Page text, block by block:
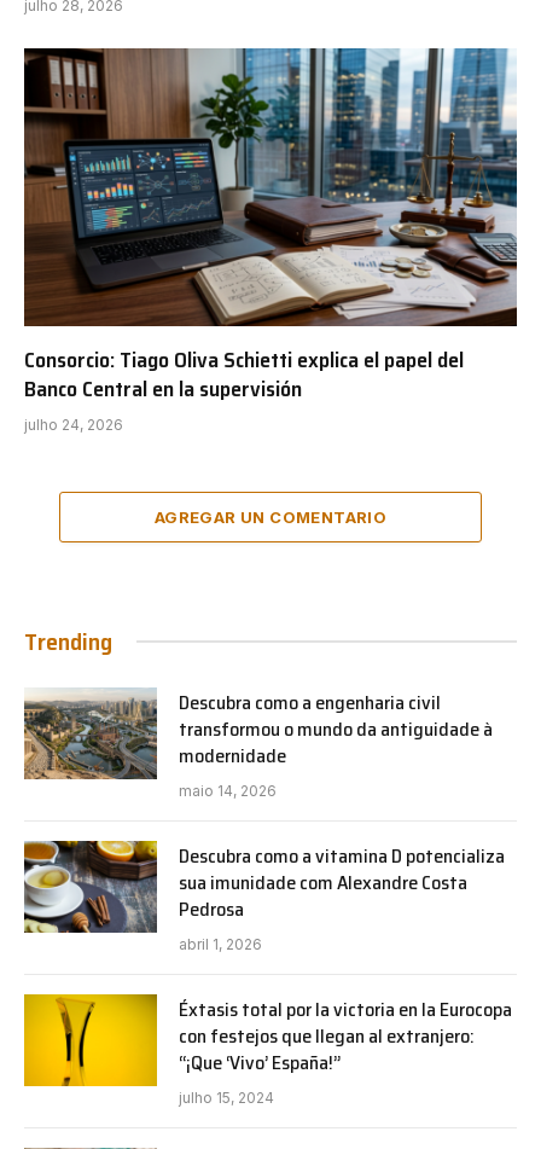
julho 28, 2026
Consorcio: Tiago Oliva Schietti explica el papel del
Banco Central en la supervisión
julho 24, 2026
AGREGAR UN COMENTARIO
Trending
Descubra como a engenharia civil
transformou o mundo da antiguidade à
modernidade
maio 14, 2026
Descubra como a vitamina D potencializa
sua imunidade com Alexandre Costa
Pedrosa
abril 1, 2026
Éxtasis total por la victoria en la Eurocopa
con festejos que llegan al extranjero:
“¡Que ‘Vivo’ España!”
julho 15, 2024